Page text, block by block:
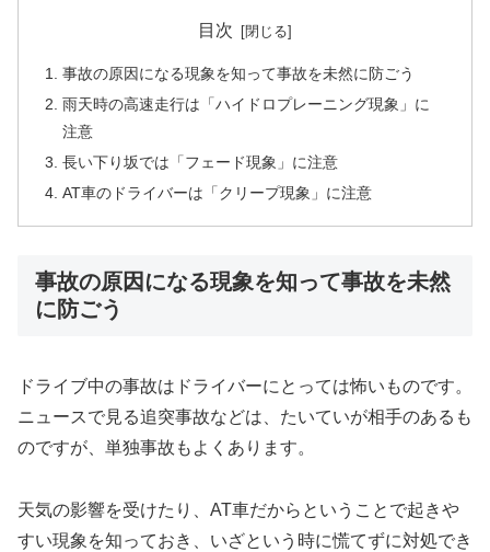
目次
事故の原因になる現象を知って事故を未然に防ごう
雨天時の高速走行は「ハイドロプレーニング現象」に
注意
長い下り坂では「フェード現象」に注意
AT車のドライバーは「クリープ現象」に注意
事故の原因になる現象を知って事故を未然
に防ごう
ドライブ中の事故はドライバーにとっては怖いものです。
ニュースで見る追突事故などは、たいていが相手のあるも
のですが、単独事故もよくあります。
天気の影響を受けたり、AT車だからということで起きや
すい現象を知っておき、いざという時に慌てずに対処でき